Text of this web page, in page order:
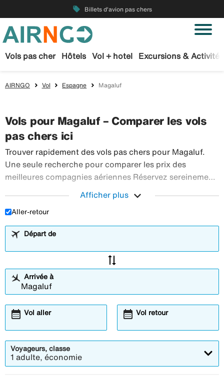
local_offer Billets d'avion pas chers
Vols pas cher Hôtels Vol + hotel Excursions & Activités
AIRNGO Vol Espagne Magaluf
Vols pour Magaluf – Comparer les vols
pas chers ici
Trouver rapidement des vols pas chers pour Magaluf.
Une seule recherche pour comparer les prix des
meilleures compagnies aériennes Réservez sereinement
étendue de voyages en avion à destination du monde
entier.Trouver rapidement des vols pas chers pour
Afficher plus expand_more
Aller-retour
Départ de
sync_alt
Arrivée à
Vol aller
calendar_month Vol retour
calendar_month
Voyageurs, classe
1 adulte, économie